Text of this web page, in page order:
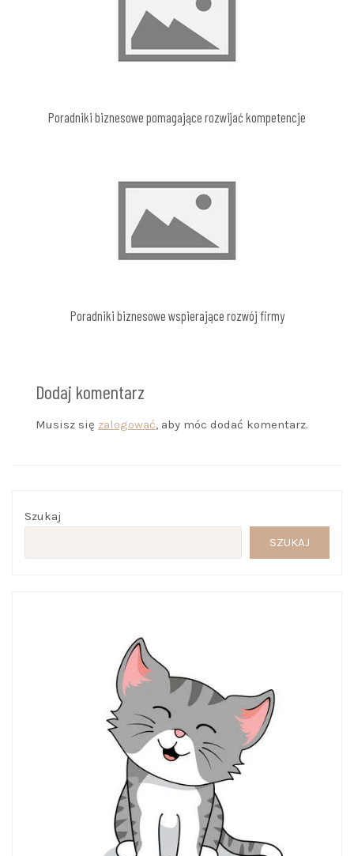
Poradniki biznesowe pomagające rozwijać kompetencje
Poradniki biznesowe wspierające rozwój firmy
Dodaj komentarz
Musisz się zalogować, aby móc dodać komentarz.
Szukaj
SZUKAJ